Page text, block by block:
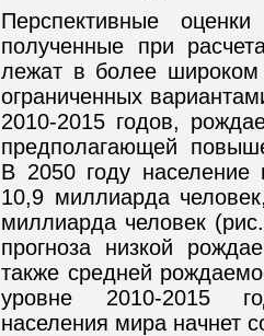
Перспективные
полученные при
лежат в более широком
ограниченных
2010-2015 годов,
предполагающей
В 2050 году
10,9 миллиарда
миллиарда человек
прогноза низкой
также средней
уровне 2010-2015
населения мира начнет